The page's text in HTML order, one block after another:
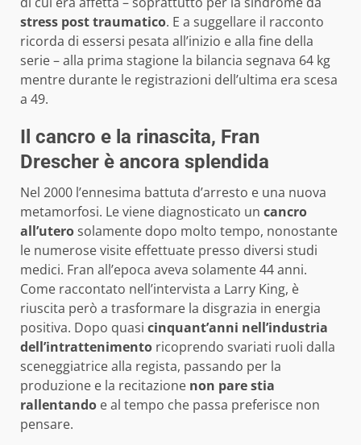
stress post traumatico. E a suggellare il racconto
ricorda di essersi pesata all’inizio e alla fine della
serie – alla prima stagione la bilancia segnava 64 kg
mentre durante le registrazioni dell’ultima era scesa
a 49.
Il cancro e la rinascita, Fran
Drescher è ancora splendida
Nel 2000 l’ennesima battuta d’arresto e una nuova
metamorfosi. Le viene diagnosticato un cancro
all’uterosolamente dopo molto tempo, nonostante
le numerose visite effettuate presso diversi studi
medici. Fran all’epoca aveva solamente 44 anni.
Come raccontato nell’intervista a Larry King, è
riuscita però a trasformare la disgrazia in energia
positiva. Dopo quasi cinquant’anni nell’industria
dell’intrattenimento ricoprendo svariati ruoli dalla
sceneggiatrice alla regista, passando per la
produzione e la recitazione non pare stia
rallentando e al tempo che passa preferisce non
pensare.